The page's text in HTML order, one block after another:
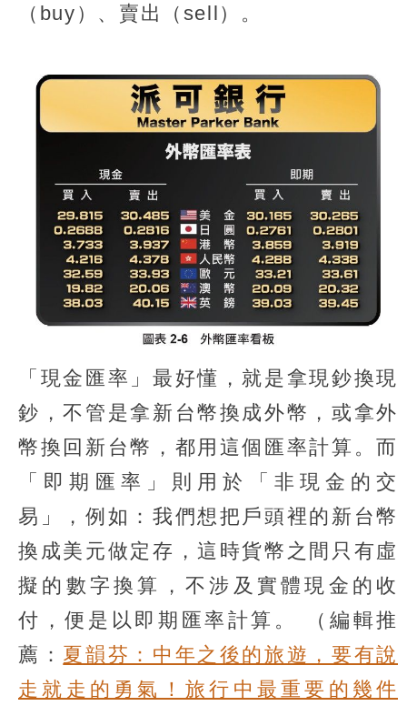
（buy）、賣出（sell）。
「現金匯率」最好懂，就是拿現鈔換現
鈔，不管是拿新台幣換成外幣，或拿外
幣換回新台幣，都用這個匯率計算。而
「即期匯率」則用於「非現金的交
易」，例如：我們想把戶頭裡的新台幣
換成美元做定存，這時貨幣之間只有虛
擬的數字換算，不涉及實體現金的收
付，便是以即期匯率計算。
（編輯推
薦： 夏韻芬：中年之後的旅遊，要有說
走就走的勇氣！旅行中最重要的幾件